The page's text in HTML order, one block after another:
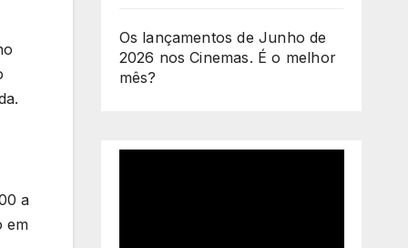
a
em
Os lançamentos de Junho de
2026 nos Cinemas. É o melhor
mês?